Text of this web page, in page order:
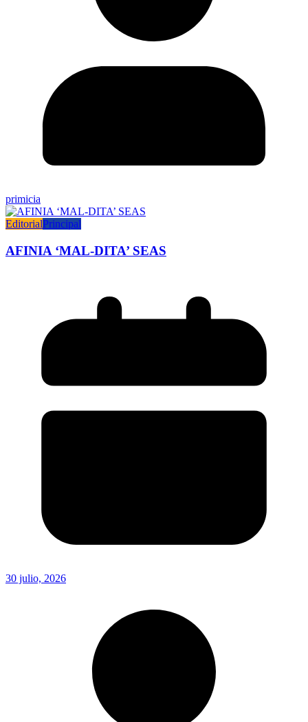
primicia
EditorialPrincipal
AFINIA ‘MAL-DITA’ SEAS
30 julio, 2026